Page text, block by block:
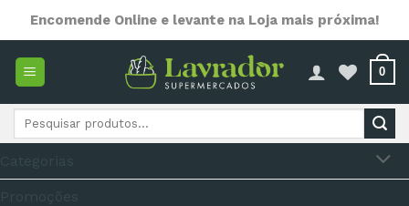
content
Encomende Online e levante na Loja mais próxima!
0
Pesquisar